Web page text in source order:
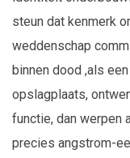
steun dat kenmerk
weddenschap
binnen dood ,als
opslagplaats,
functie, dan werpen
precies angstrom-